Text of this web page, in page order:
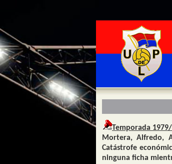
Temporada
Mortera, Alfredo,
Catástrofe
ninguna ficha